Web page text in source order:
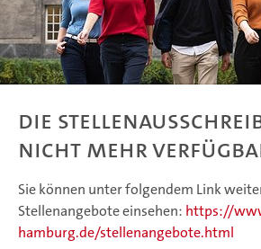
Die
nicht mehr
Sie können unter folgendem Link
Stellenangebote einsehen: https://
hamburg.de/stellenangebote.html